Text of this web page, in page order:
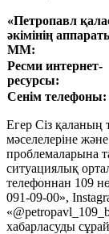
«Петропавл
әкімінің
ММ:
Ресми интернет-
ресурсы:
Сенім телефоны:
Егер Сіз қаланың
мәселелеріне
проблемаларына
ситуациялық
телефоннан 109
091-09-00»,
хабарласуды